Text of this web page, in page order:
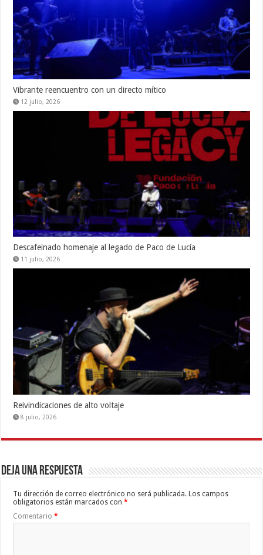
Vibrante reencuentro con un directo mítico
12 julio, 2026
Descafeinado homenaje al legado de Paco de Lucía
11 julio, 2026
Reivindicaciones de alto voltaje
8 julio, 2026
Deja una respuesta
Tu dirección de correo electrónico no será publicada. Los campos
obligatorios están marcados con*
Comentario*